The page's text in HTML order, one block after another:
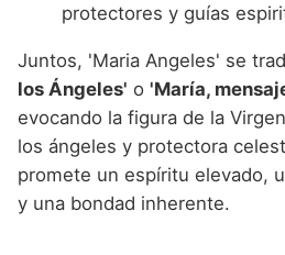
protectores y guías
Juntos, 'Maria Angeles' se
los Ángeles' o 'María,
evocando la figura de la
los ángeles y protectora
promete un espíritu elevado,
y una bondad inherente.